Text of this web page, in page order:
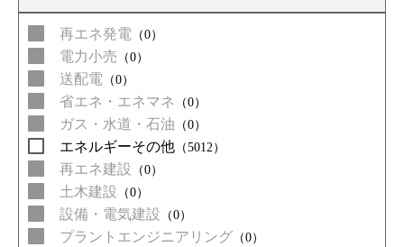
再エネ発電 （0）
電力小売 （0）
送配電 （0）
省エネ・エネマネ （0）
ガス・水道・石油 （0）
エネルギーその他 （5012）
再エネ建設 （0）
土木建設 （0）
設備・電気建設 （0）
プラントエンジニアリング （0）